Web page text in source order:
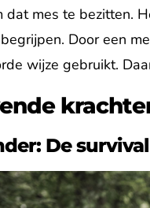
dat mes te bezitten.
Door een
wijze gebruikt.
De